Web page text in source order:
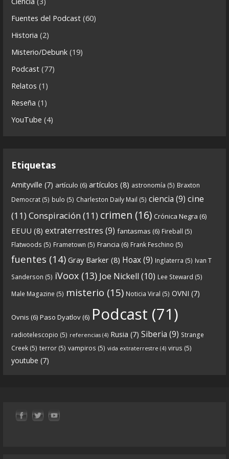
Crónicas de Nantucket
https://www.ivoox.com/cdn-6x06-8211-qanon-
parte-2-la-forja-audios-mp3_rf_67540152_1.html
Continuamos el especial Qanon con esta segunda
6 0 View on facebook
Crónicas de Nantucket
Descargar
https://www.ivoox.com/cdn-6x05-8211-qanon-
parte-1-origenes-audios-mp3_rf_67157433_1.html
Tras una exhaustiva investigación en los orígenes
y desarrollo de Qanon, la madre de todas las
more
c
a
s
Fuentes del Podcast (60)
Historia (2)
Misterio/Debunk (19)
Podcast (77)
Relatos (1)
Reseña (1)
YouTube (4)
Etiquetas
Amityville (7) artículo (6) artículos (8) astronomía (5) Braxton
Democrat (5) bulo (5) Charleston Daily Mail (5) ciencia (9) cine
(11) Conspiración (11) crimen (16) Crónica Negra (6)
EEUU (8) extraterrestres (9) fantasmas (6) Fireball (5)
Flatwoods (5) Frametown (5) Francia (6) Frank Feschino (5)
fuentes (14) Gray Barker (8) Hoax(9) Inglaterra (5) Ivan T
Sanderson (5) iVoox (13) Joe Nickell (10) Lee Steward (5)
Male Magazine (5) misterio (15) Noticia Viral (5) OVNI (7)
Ovnis (6) Paso Dyatlov (6) Podcast (71)
radiotelescopio (5) referencias (4) Rusia (7) Siberia (9) Strange
Creek (5) terror (5) vampiros (5) vida extraterrestre (4) virus (5)
youtube (7)